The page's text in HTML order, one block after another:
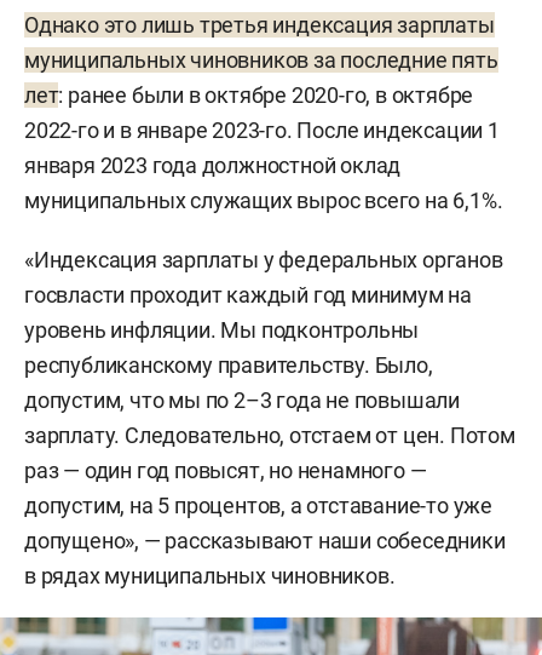
местного самоуправления, выборное
должностное лицо местного самоуправления,
член избирательной комиссии муниципального
образования, действующей на постоянной
основе и являющейся юридическим лицом, с
правом решающего голоса, работающий в
говоря, это главы муниципального образования,
их заместители, депутаты, сотрудники
Контрольно-счетной палаты.
Однако это лишь третья индексация зарплаты
муниципальных чиновников за последние пять
лет: ранее были в октябре 2020-го, в октябре
2022-го и в январе 2023-го. После индексации 1
января 2023 года должностной оклад
муниципальных служащих вырос всего на 6,1%.
«Индексация зарплаты у федеральных органов
госвласти проходит каждый год минимум на
уровень инфляции. Мы подконтрольны
республиканскому правительству. Было,
допустим, что мы по 2–3 года не повышали
зарплату. Следовательно, отстаем от цен. Потом
раз — один год повысят, но ненамного —
допустим, на 5 процентов, а отставание-то уже
допущено», — рассказывают наши собеседники
в рядах муниципальных чиновников.